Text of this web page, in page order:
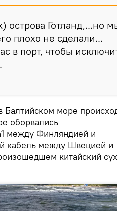
Готланд,...но
плохо не сделали...
в порт, чтобы
море
оборвались
между Финляндией и
кабель между Швецией и
китайский